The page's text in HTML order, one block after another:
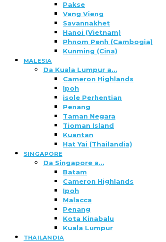
Pakse
Vang Vieng
Savannakhet
Hanoi (Vietnam)
Phnom Penh (Cambogia)
Kunming (Cina)
MALESIA
Da Kuala Lumpur a…
Cameron Highlands
Ipoh
isole Perhentian
Penang
Taman Negara
Tioman Island
Kuantan
Hat Yai (Thailandia)
SINGAPORE
Da Singapore a…
Batam
Cameron Highlands
Ipoh
Malacca
Penang
Kota Kinabalu
Kuala Lumpur
THAILANDIA